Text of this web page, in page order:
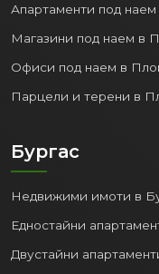
Апартаменти под
Магазини под наем в
Офиси под наем в
Парцели и терени в
Бургас
Недвижими имоти в
Едностайни
Двустайни